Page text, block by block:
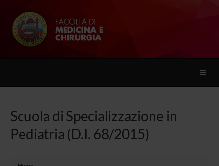
Toggle
Scuola di Specializzazione in
Pediatria (D.I. 68/2015)